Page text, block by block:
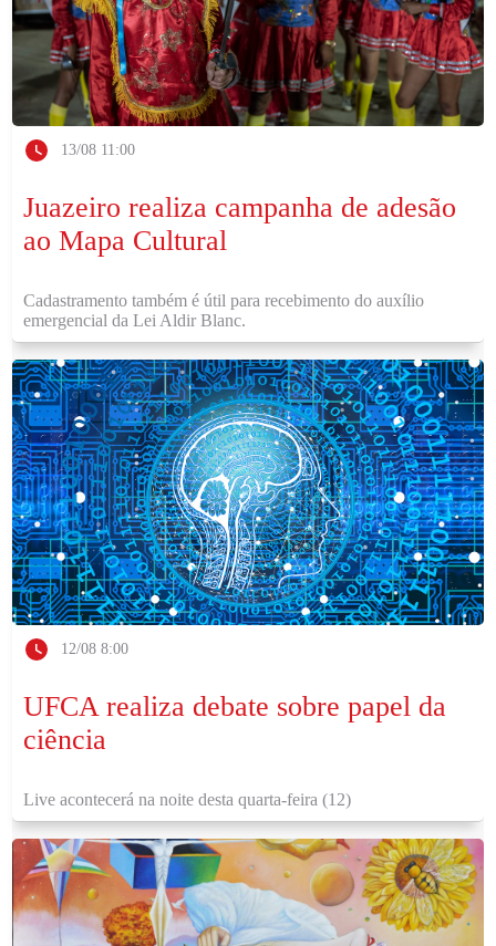
13/08 11:00
Juazeiro realiza campanha de adesão
ao Mapa Cultural
Cadastramento também é útil para recebimento do auxílio
emergencial da Lei Aldir Blanc.
12/08 8:00
UFCA realiza debate sobre papel da
ciência
Live acontecerá na noite desta quarta-feira (12)